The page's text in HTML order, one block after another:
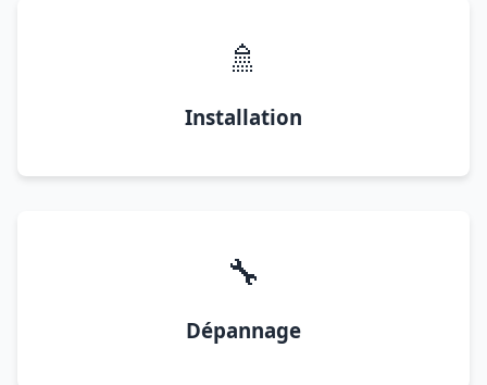
🚿
Installation
🔧
Dépannage